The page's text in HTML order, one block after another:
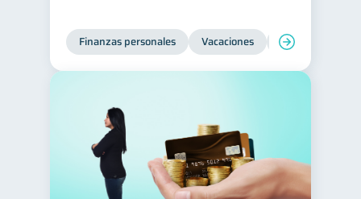
Finanzas personales Vacaciones Organización